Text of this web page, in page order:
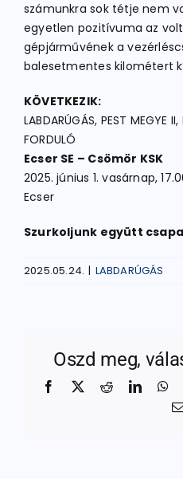
számunkra sok tétje nem
egyetlen pozitívuma az
gépjárművének a
balesetmentes kilométert
KÖVETKEZIK:
LABDARÚGÁS, PEST MEGYE
FORDULÓ
Ecser SE – Csömör KSK
2025. június 1. vasárnap,
Ecser
Szurkoljunk együtt
2025.05.24. | LABDARÚGÁS
Oszd meg,
Facebook
X Reddit